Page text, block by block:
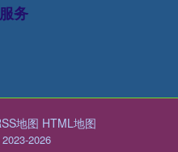
务
地图 HTML地图
2026